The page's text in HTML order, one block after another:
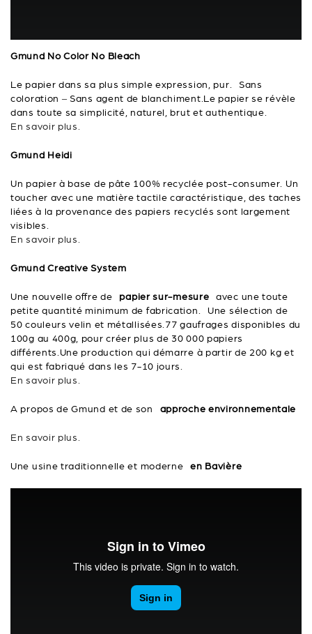
Gmund No Color No Bleach
Le papier dans sa plus simple expression, pur. Sans
coloration – Sans agent de blanchiment.Le papier se révèle
dans toute sa simplicité, naturel, brut et authentique.
En savoir plus.
Gmund Heidi
Un papier à base de pâte 100% recyclée post-consumer. Un
toucher avec une matière tactile caractéristique, des taches
liées à la provenance des papiers recyclés sont largement
visibles.
En savoir plus.
Gmund Creative System
Une nouvelle offre de papier sur-mesure avec une toute
petite quantité minimum de fabrication. Une sélection de
50 couleurs velin et métallisées.77 gaufrages disponibles du
100g au 400g, pour créer plus de 30 000 papiers
différents.Une production qui démarre à partir de 200 kg et
qui est fabriqué dans les 7-10 jours.
En savoir plus.
A propos de Gmund et de son approche environnementale
En savoir plus.
Une usine traditionnelle et moderne en Bavière